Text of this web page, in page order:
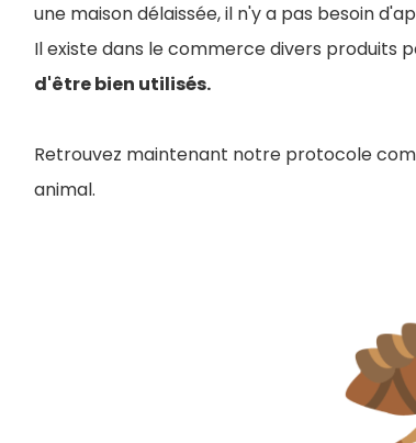
une maison délaissée, il n'y a pas besoin
Il existe dans le commerce divers produits
d'être bien utilisés.
Retrouvez maintenant notre protocole
animal.